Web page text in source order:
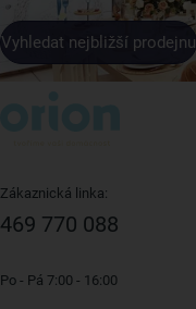
Vyhledat nejbližší prodejnu
Zákaznická linka:
469 770 088
Po - Pá 7:00 - 16:00